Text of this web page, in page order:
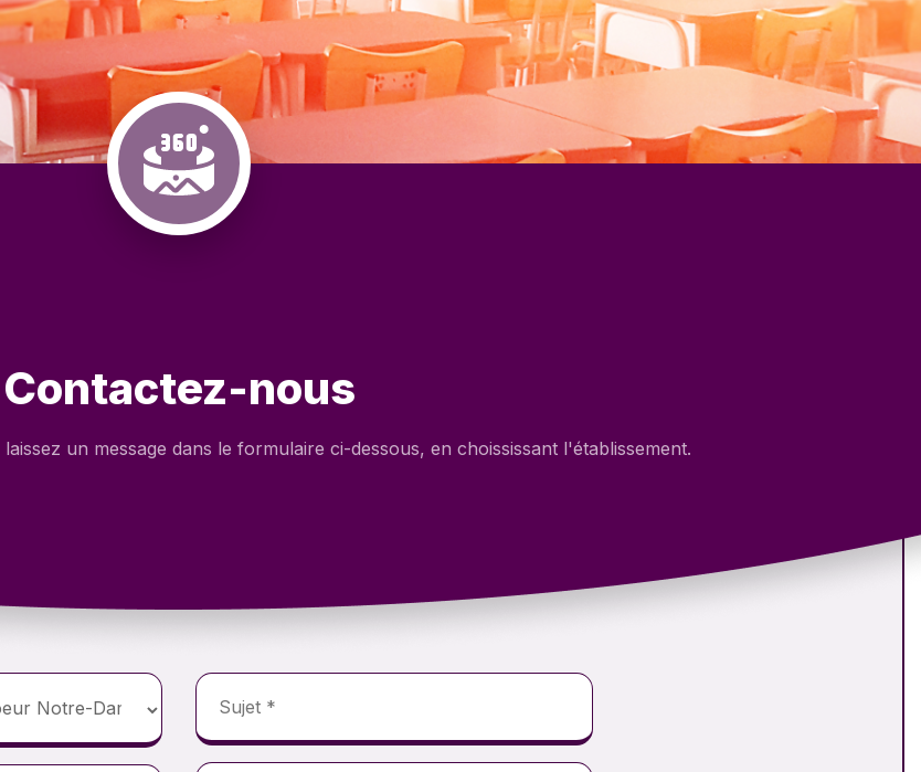
Contactez-nous
un message dans le formulaire ci-dessous, en choississant l'établissement.